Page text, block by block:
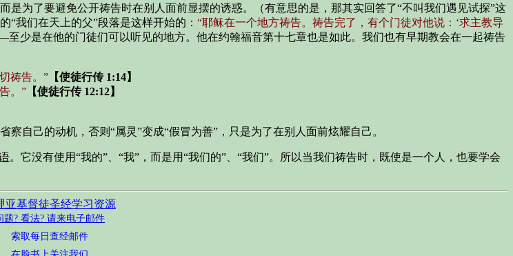
为了要避免公开祷告时在别人面前显摆的诱惑。（有意思的是，那其实回答了“不叫我们遇见试探”这
我们在天上的父”段落是这样开始的： “耶稣在一个地方祷告。祷告完了，有个门徒对他说：‘求主教导
少是在他的门徒们可以听见的地方。他在约翰福音第十七章也是如此。我们也有早期教会在一起祷告
祷告。” 【使徒行传 1:14】
。” 【使徒行传 12:12】
自己的动机，否则“属灵”变成“假冒为善”，只是为了在别人面前炫耀自己。
。它没有使用“我的”、“我”，而是用“我们的”、“我们”。所以当我们祷告时，既使是一个人，也要学会
亚基督徒圣经学习资源
题? 看法? 请来电子邮件
索取每日查经邮件